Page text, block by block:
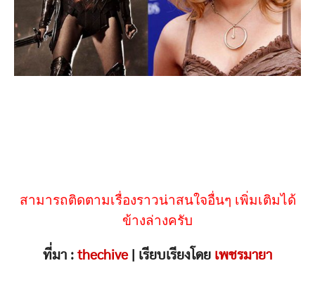
สามารถติดตามเรื่องราวน่าสนใจอื่นๆ เพิ่มเติมได้
ข้างล่างครับ
ที่มา : thechive| เรียบเรียงโดย เพชรมายา